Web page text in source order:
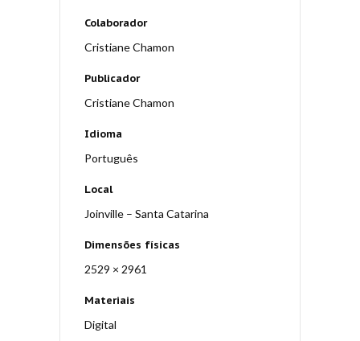
Colaborador
Cristiane Chamon
Publicador
Cristiane Chamon
Idioma
Português
Local
Joinville – Santa Catarina
Dimensões físicas
2529 × 2961
Materiais
Digital